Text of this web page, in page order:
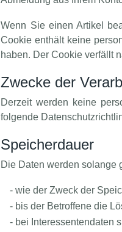
Wenn Sie einen Artikel
Cookie enthält keine
haben. Der Cookie verfällt
Zwecke der
Derzeit werden keine
folgende
Speicherdauer
Die Daten werden solange
- wie der Zweck der
- bis der Betroffene die
- bei Interessentendaten